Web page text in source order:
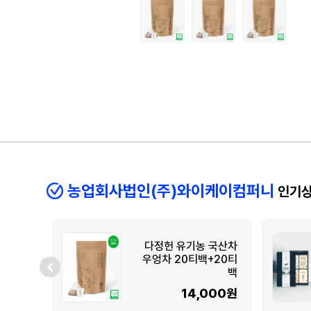
농업회사법인(주)와이케이컴퍼니 인기
다정헌 유기농 국산차
우엉차 20티백+20티
백
14,000원